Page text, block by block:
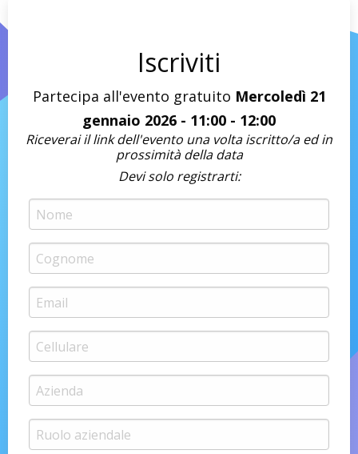
Iscriviti
Partecipa all'evento gratuito Mercoledì 21
gennaio 2026 - 11:00 - 12:00
Riceverai il link dell'evento una volta iscritto/a ed in
prossimità della data
Devi solo registrarti: